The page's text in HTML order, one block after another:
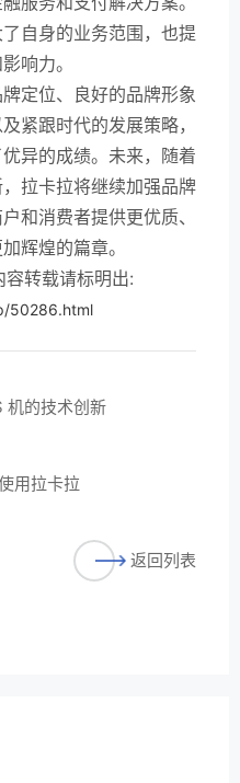
自身的业务范围，也提
响力。
定位、良好的品牌形象
紧跟时代的发展策略，
异的成绩。未来，随着
拉卡拉将继续加强品牌
和消费者提供更优质、
辉煌的篇章。
容转载请标明出:
50286.html
机的技术创新
用拉卡拉
返回列表